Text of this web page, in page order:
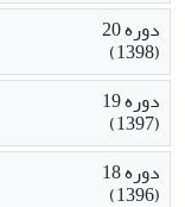
دوره 20
(1398)
دوره 19
(1397)
دوره 18
(1396)